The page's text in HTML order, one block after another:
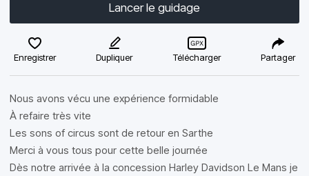
Lancer le guidage
Enregistrer Dupliquer Télécharger Partager
Nous avons vécu une expérience formidable
À refaire très vite
Les sons of circus sont de retour en Sarthe
Merci à vous tous pour cette belle journée
Dès notre arrivée à la concession Harley Davidson Le Mans je